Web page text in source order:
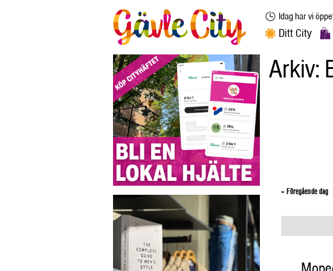
Idag har vi
Ditt City
Arkiv:
« Föregående dag